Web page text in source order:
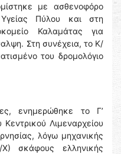
με ασθενοφόρο
Πύλου και στη
Καλαμάτας για
Στη συνέχεια, το Κ/
του δρομολόγιο
ενημερώθηκε το Γ’
Λιμεναρχείου
λόγω μηχανικής
σκάφους ελληνικής